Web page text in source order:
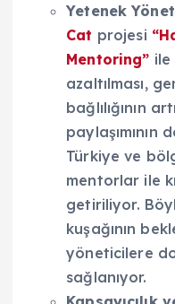
Yetenek
Cat projesi
Mentoring” ile
azaltılması,
bağlılığının
paylaşımının
Türkiye ve
mentorlar ile
getiriliyor.
kuşağının
yöneticilere
sağlanıyor.